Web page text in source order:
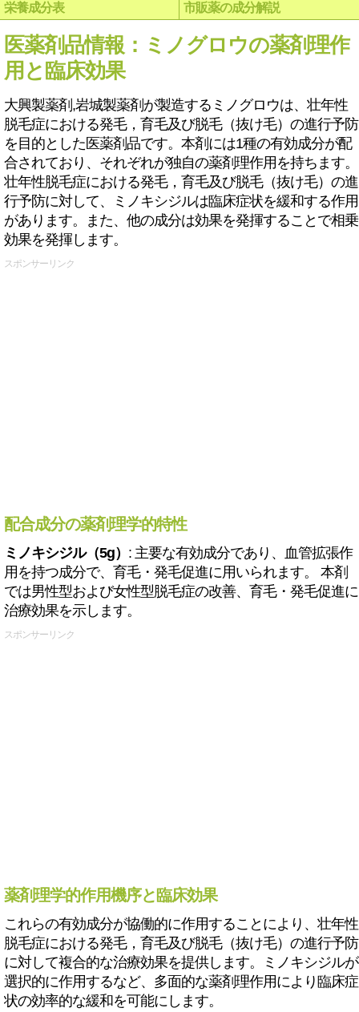
栄養成分表
市販薬の成分解説
医薬剤品情報：ミノグロウの薬剤理作
用と臨床効果
大興製薬剤,岩城製薬剤が製造するミノグロウは、壮年性
脱毛症における発毛，育毛及び脱毛（抜け毛）の進行予防
を目的とした医薬剤品です。本剤には1種の有効成分が配
合されており、それぞれが独自の薬剤理作用を持ちます。
壮年性脱毛症における発毛，育毛及び脱毛（抜け毛）の進
行予防に対して、ミノキシジルは臨床症状を緩和する作用
があります。また、他の成分は効果を発揮することで相乗
効果を発揮します。
スポンサーリンク
配合成分の薬剤理学的特性
ミノキシジル（5g） : 主要な有効成分であり、血管拡張作
用を持つ成分で、育毛・発毛促進に用いられます。 本剤
では男性型および女性型脱毛症の改善、育毛・発毛促進に
治療効果を示します。
スポンサーリンク
薬剤理学的作用機序と臨床効果
これらの有効成分が協働的に作用することにより、壮年性
脱毛症における発毛，育毛及び脱毛（抜け毛）の進行予防
に対して複合的な治療効果を提供します。ミノキシジルが
選択的に作用するなど、多面的な薬剤理作用により臨床症
状の効率的な緩和を可能にします。